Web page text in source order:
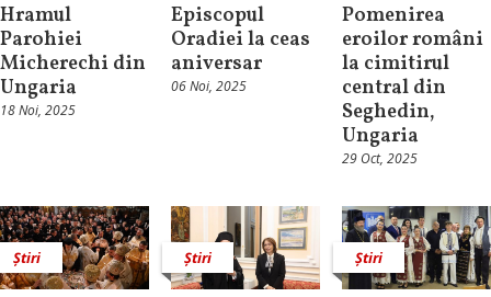
Hramul
Parohiei
Micherechi din
Ungaria
18 Noi, 2025
Episcopul
Oradiei la ceas
aniversar
06 Noi, 2025
Pomenirea
eroilor români
la cimitirul
central din
Seghedin,
Ungaria
29 Oct, 2025
Știri Știri Știri